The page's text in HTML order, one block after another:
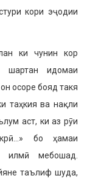
кори эҷодии
ки чунин кор
шартан идомаи
осоре бояд такя
таҳкия ва нақли
аст, ки аз рӯи
бо ҳамаи
илмӣ мебошад.
таълиф шуда,